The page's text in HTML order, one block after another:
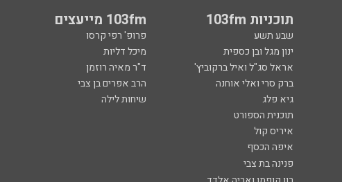
תוכניות 103fm 103fm מייעצים
שבע תשע פרופ' רפי קרסו
ינון מגל ובן כספית
מיכל דליות
אראל סג"ל ואיל ברקוביץ'
ד"ר מאיה רוזמן
ברק סרי ואלי אוחנה
הרב אפרים בן צבי
גיא פלג
שיחות לילה
תוכנית הספורט
איריס קול
איפה הכסף
פנינה בת צבי